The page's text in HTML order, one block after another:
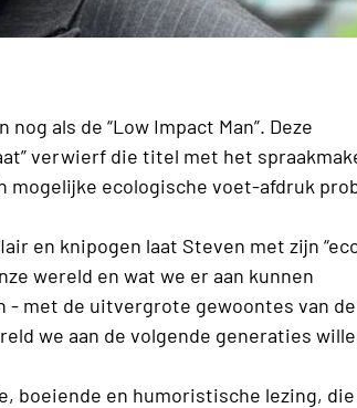
nog als de “Low Impact Man”. Deze
verwierf die titel met het
mogelijke ecologische voet-afdruk
en knipogen laat Steven met zijn
wereld en wat we er aan kunnen
met de uitvergrote gewoontes van de
we aan de volgende generaties
boeiende en humoristische lezing,